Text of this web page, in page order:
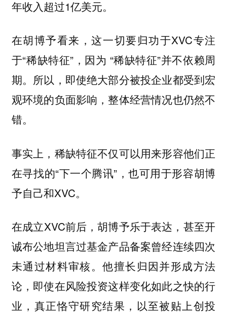
年收入超过1亿美元。
在胡博予看来，这一切要归功于XVC专注
于“稀缺特征”，因为 “稀缺特征”并不依赖周
期。所以，即使绝大部分被投企业都受到宏
观环境的负面影响，整体经营情况也仍然不
错。
事实上，稀缺特征不仅可以用来形容他们正
在寻找的“下一个腾讯”，也可用于形容胡博
予自己和XVC。
在成立XVC前后，胡博予乐于表达，甚至开
诚布公地坦言过基金产品备案曾经连续四次
未通过材料审核。他擅长归因并形成方法
论，即使在风险投资这样变化如此之快的行
业，真正恪守研究结果，以至被贴上创投